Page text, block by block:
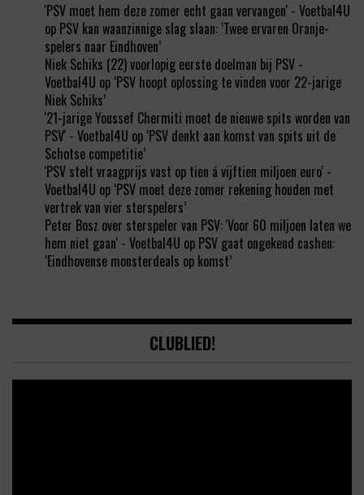
'PSV moet hem deze zomer echt gaan vervangen' - Voetbal4U
op PSV kan waanzinnige slag slaan: ‘Twee ervaren Oranje-
spelers naar Eindhoven’
Niek Schiks (22) voorlopig eerste doelman bij PSV -
Voetbal4U op ‘PSV hoopt oplossing te vinden voor 22-jarige
Niek Schiks’
'21-jarige Youssef Chermiti moet de nieuwe spits worden van
PSV' - Voetbal4U op ‘PSV denkt aan komst van spits uit de
Schotse competitie’
'PSV stelt vraagprijs vast op tien á vijftien miljoen euro' -
Voetbal4U op ‘PSV moet deze zomer rekening houden met
vertrek van vier sterspelers’
Peter Bosz over sterspeler van PSV: 'Voor 60 miljoen laten we
hem niet gaan' - Voetbal4U op PSV gaat ongekend cashen:
‘Eindhovense monsterdeals op komst’
CLUBLIED!